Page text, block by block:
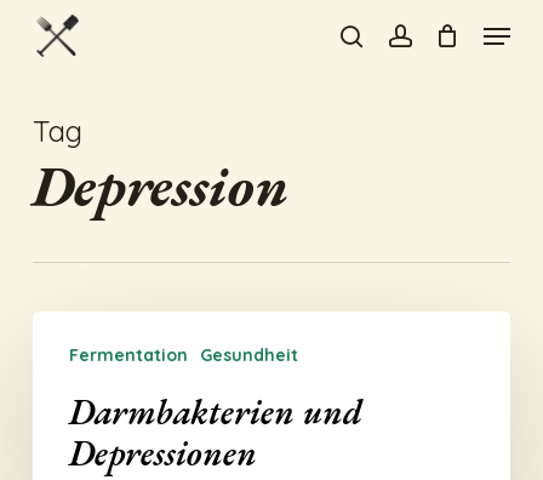
Skip
content
searchaccount
Menu
Tag
Depression
Depressionen
Fermentation Gesundheit
Darmbakterien und
Depressionen